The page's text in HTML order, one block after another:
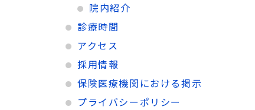
院内紹介
診療時間
アクセス
採用情報
保険医療機関における掲示
プライバシーポリシー